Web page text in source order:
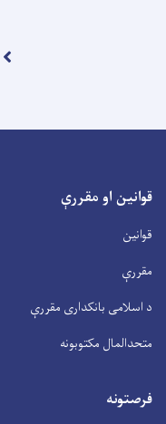
قوانین او مقررې
قوانین
مقررې
د اسلامی بانکداری مقررې
متحدالمال مکتوبونه
فرصتونه